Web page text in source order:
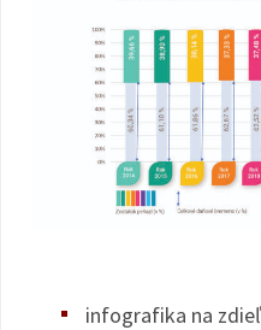
infografika na